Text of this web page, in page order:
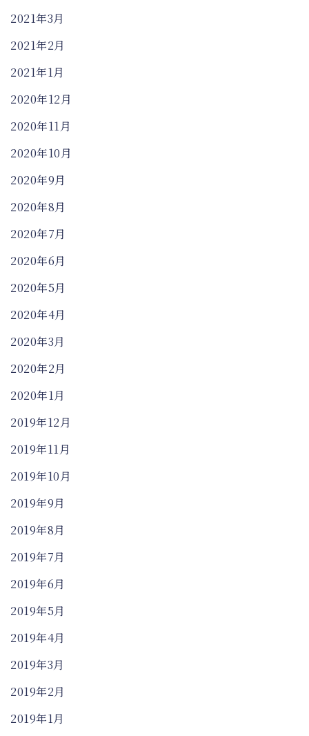
2021年3月
2021年2月
2021年1月
2020年12月
2020年11月
2020年10月
2020年9月
2020年8月
2020年7月
2020年6月
2020年5月
2020年4月
2020年3月
2020年2月
2020年1月
2019年12月
2019年11月
2019年10月
2019年9月
2019年8月
2019年7月
2019年6月
2019年5月
2019年4月
2019年3月
2019年2月
2019年1月